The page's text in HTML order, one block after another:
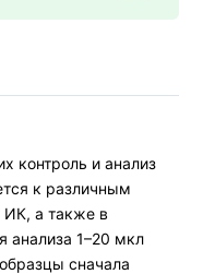
контроль и анализ
к различным
ИК, а также в
анализа 1–20 мкл
сначала